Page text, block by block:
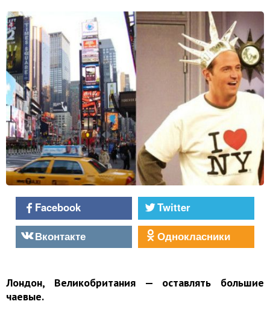
Facebook
Twitter
Вконтакте
Однокласники
Лондон, Великобритания — оставлять большие
чаевые.